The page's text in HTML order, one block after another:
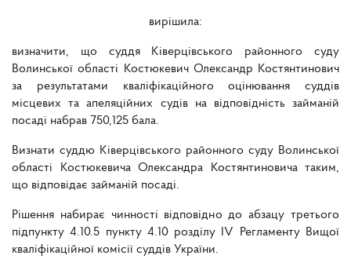
вирішила:
визначити, що суддя Ківерцівського районного суду
Волинської області Костюкевич Олександр Костянтинович
за результатами кваліфікаційного оцінювання суддів
місцевих та апеляційних судів на відповідність займаній
посаді набрав 750,125 бала.
Визнати суддю Ківерцівського районного суду Волинської
області Костюкевича Олександра Костянтиновича таким,
що відповідає займаній посаді.
Рішення набирає чинності відповідно до абзацу третього
підпункту 4.10.5 пункту 4.10 розділу IV Регламенту Вищої
кваліфікаційної комісії суддів України.